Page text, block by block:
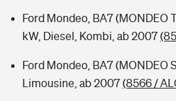
Ford Mondeo, BA7 (MONDEO
kW, Diesel, Kombi, ab 2007
Ford Mondeo, BA7 (MONDEO
Limousine, ab 2007(8566 /